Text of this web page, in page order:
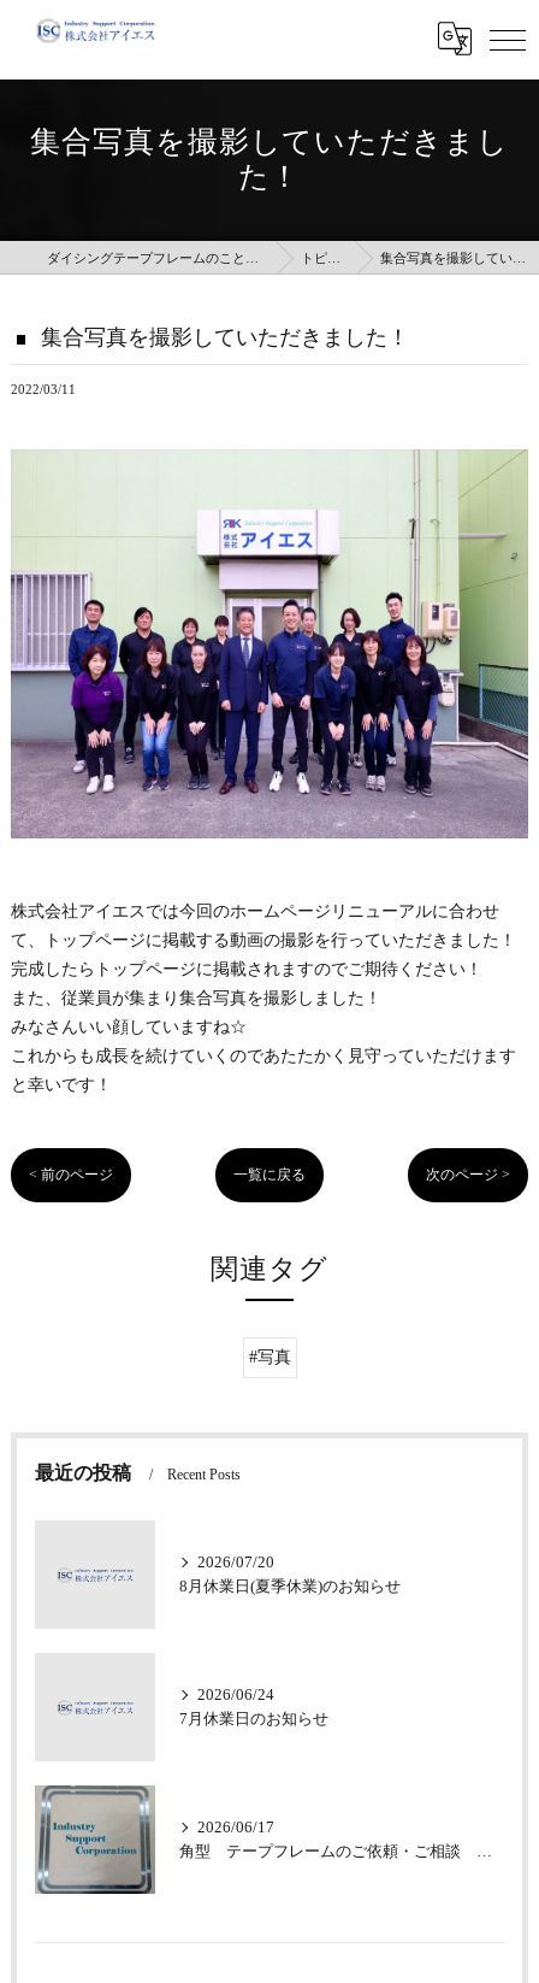
集合写真を撮影していただきまし
た！
トピックス 集合写真を撮影していただきました！
集合写真を撮影していただきました！
2022/03/11
株式会社アイエスでは今回のホームページリニューアルに合わせ
て、トップページに掲載する動画の撮影を行っていただきました！
完成したらトップページに掲載されますのでご期待ください！
また、従業員が集まり集合写真を撮影しました！
みなさんいい顔していますね☆
これからも成長を続けていくのであたたかく見守っていただけます
と幸いです！
< 前のページ 一覧に戻る 次のページ >
関連タグ
#写真
最近の投稿 Recent Posts
2026/07/20
8月休業日(夏季休業)のお知らせ
2026/06/24
7月休業日のお知らせ
2026/06/17